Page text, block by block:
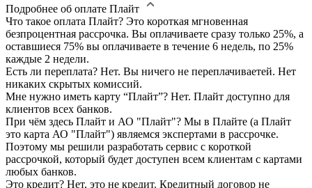
Подробнее об оплате Плайт
Что такое оплата Плайт? Это короткая мгновенная
безпроцентная рассрочка. Вы оплачиваете сразу только 25%, а
оставшиеся 75% вы оплачиваете в течение 6 недель, по 25%
каждые 2 недели.
Есть ли переплата? Нет. Вы ничего не переплачиваетей. Нет
никаких скрытых комиссий.
Мне нужно иметь карту “Плайт”? Нет. Плайт доступно для
клиентов всех банков.
При чём здесь Плайт и АО "Плайт"? Мы в Плайте (а Плайт
это карта АО "Плайт") являемся экспертами в рассрочке.
Поэтому мы решили разработать сервис с короткой
рассрочкой, который будет доступен всем клиентам с картами
любых банков.
Это кредит? Нет, это не кредит. Кредитный договор не